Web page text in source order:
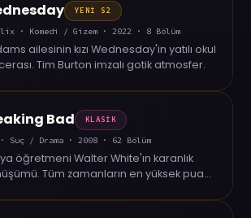
YENİ S2
· Komedi / Gizem · 2022 · 8 Bölüm
ailesinin kızı Wednesday'in yatılı okul
Tim Burton imzalı gotik atmosfer.
Bad KLASİK
· Suç / Drama · 2008 · 62 Bölüm
öğretmeni Walter White'ın karanlık
Tüm zamanların en yüksek puanlı